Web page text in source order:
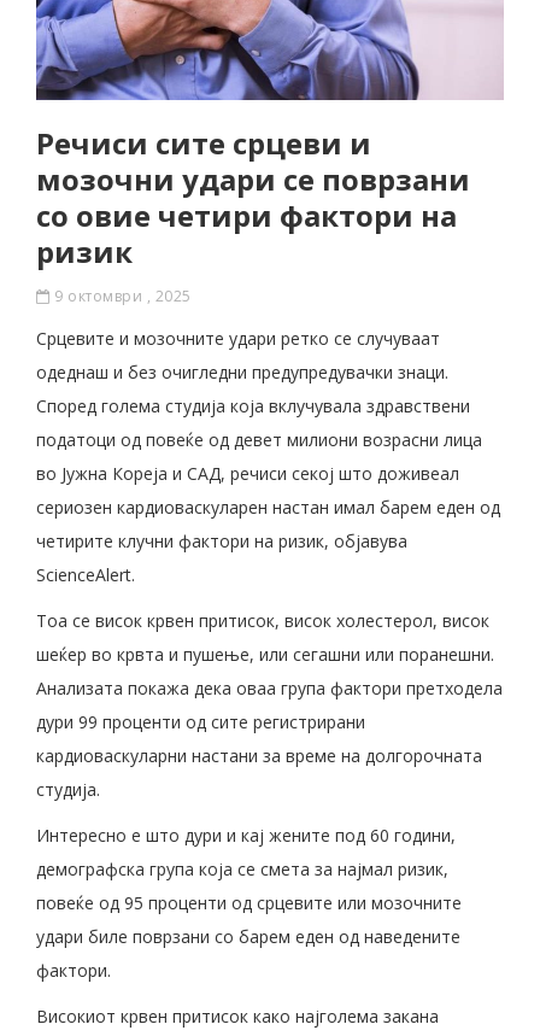
Речиси сите срцеви и
мозочни удари се поврзани
со овие четири фактори на
ризик
9 октомври , 2025
Срцевите и мозочните удари ретко се случуваат
одеднаш и без очигледни предупредувачки знаци.
Според голема студија која вклучувала здравствени
податоци од повеќе од девет милиони возрасни лица
во Јужна Кореја и САД, речиси секој што доживеал
сериозен кардиоваскуларен настан имал барем еден од
четирите клучни фактори на ризик, објавува
ScienceAlert.
Тоа се висок крвен притисок, висок холестерол, висок
шеќер во крвта и пушење, или сегашни или поранешни.
Анализата покажа дека оваа група фактори претходела
дури 99 проценти од сите регистрирани
кардиоваскуларни настани за време на долгорочната
студија.
Интересно е што дури и кај жените под 60 години,
демографска група која се смета за најмал ризик,
повеќе од 95 проценти од срцевите или мозочните
удари биле поврзани со барем еден од наведените
фактори.
Високиот крвен притисок како најголема закана